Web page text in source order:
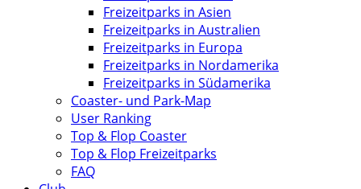
Freizeitparks in Asien
Freizeitparks in Australien
Freizeitparks in Europa
Freizeitparks in Nordamerika
Freizeitparks in Südamerika
Coaster- und Park-Map
User Ranking
Top & Flop Coaster
Top & Flop Freizeitparks
FAQ